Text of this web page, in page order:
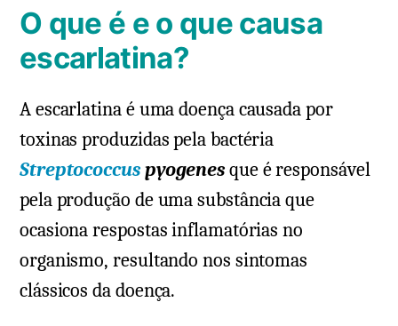
O que é e o que causa
escarlatina?
A escarlatina é uma doença causada por
toxinas produzidas pela bactéria
Streptococcuspyogenesque é responsável
pela produção de uma substância que
ocasiona respostas inflamatórias no
organismo, resultando nos sintomas
clássicos da doença.